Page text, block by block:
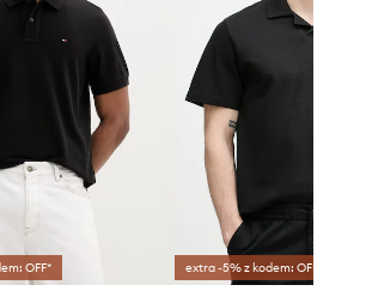
producenta.
Tabela rozmiarów
OFF*
extra -5% z kodem: OFF*